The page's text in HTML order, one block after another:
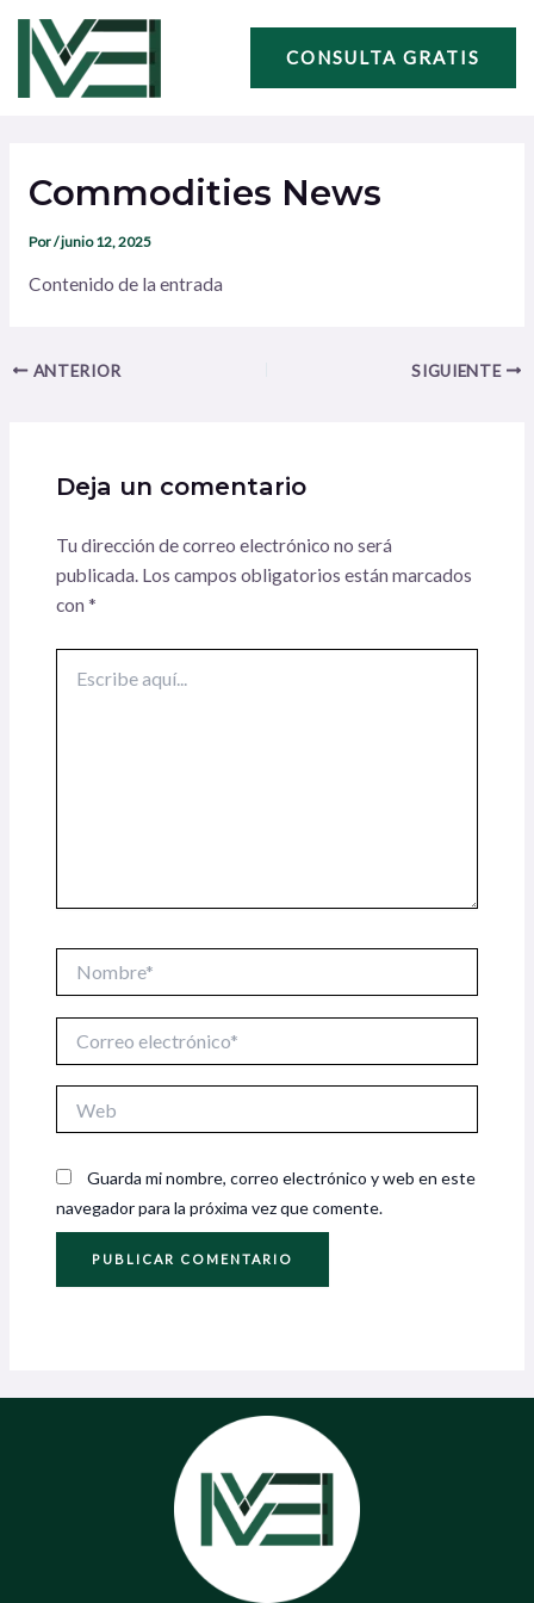
contenido
CONSULTA GRATIS
Commodities News
Por/junio 12, 2025
Contenido de la entrada
entradas
ANTERIOR SIGUIENTE
Deja un comentario
Tu dirección de correo electrónico no será
publicada. Los campos obligatorios están marcados
con *
aquí...
electrónico*
Guarda mi nombre, correo electrónico y web en este
navegador para la próxima vez que comente.